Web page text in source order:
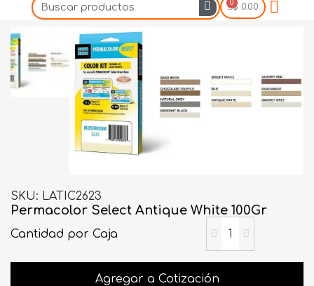
$ 0.00
SKU LATIC2623
Permacolor Select Antique White 100Gr
Cantidad por Caja
Agregar a Cotización